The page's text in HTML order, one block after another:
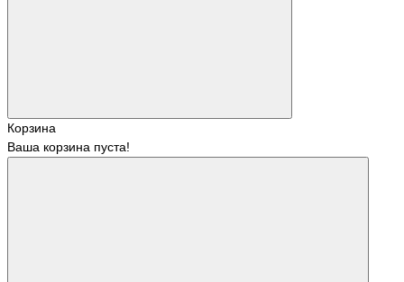
Корзина
Ваша корзина пуста!